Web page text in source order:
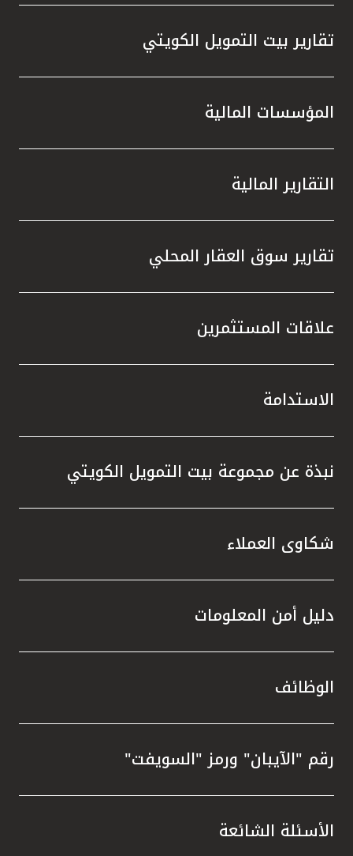
تقارير بيت التمويل الكويتي
المؤسسات المالية
التقارير المالية
تقارير سوق العقار المحلي
علاقات المستثمرين
الاستدامة
نبذة عن مجموعة بيت التمويل الكويتي
شكاوى العملاء
دليل أمن المعلومات
الوظائف
رقم "الآيبان" ورمز "السويفت"
الأسئلة الشائعة